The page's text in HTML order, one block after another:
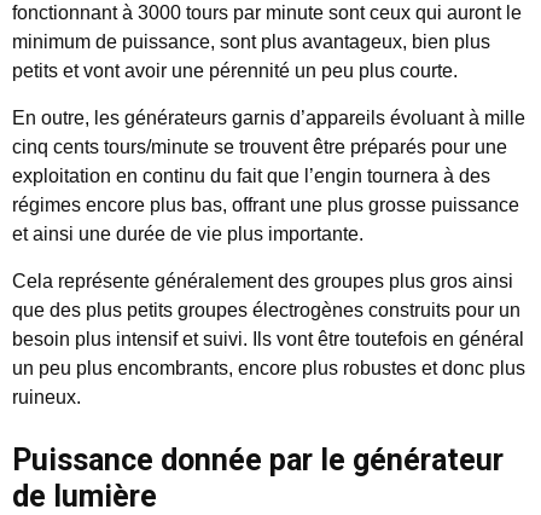
fonctionnant à 3000 tours par minute sont ceux qui auront le
minimum de puissance, sont plus avantageux, bien plus
petits et vont avoir une pérennité un peu plus courte.
En outre, les générateurs garnis d’appareils évoluant à mille
cinq cents tours/minute se trouvent être préparés pour une
exploitation en continu du fait que l’engin tournera à des
régimes encore plus bas, offrant une plus grosse puissance
et ainsi une durée de vie plus importante.
Cela représente généralement des groupes plus gros ainsi
que des plus petits groupes électrogènes construits pour un
besoin plus intensif et suivi. Ils vont être toutefois en général
un peu plus encombrants, encore plus robustes et donc plus
ruineux.
Puissance donnée par le générateur
de lumière